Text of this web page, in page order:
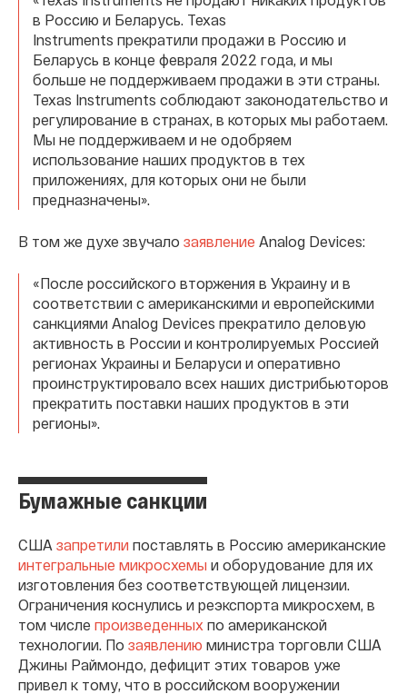
в Россию и Беларусь. Texas
Instruments прекратили продажи в Россию и
Беларусь в конце февраля 2022 года, и мы
больше не поддерживаем продажи в эти страны.
Texas Instruments соблюдают законодательство и
регулирование в странах, в которых мы работаем.
Мы не поддерживаем и не одобряем
использование наших продуктов в тех
приложениях, для которых они не были
предназначены».
В том же духе звучало заявление Analog Devices:
«После российского вторжения в Украину и в
соответствии с американскими и европейскими
санкциями Analog Devices прекратило деловую
активность в России и контролируемых Россией
регионах Украины и Беларуси и оперативно
проинструктировало всех наших дистрибьюторов
прекратить поставки наших продуктов в эти
регионы».
Бумажные санкции
США запретили поставлять в Россию американские
интегральные микросхемы и оборудование для их
изготовления без соответствующей лицензии.
Ограничения коснулись и реэкспорта микросхем, в
том числе произведенных по американской
технологии. По заявлению министра торговли США
Джины Раймондо, дефицит этих товаров уже
привел к тому, что в российском вооружении